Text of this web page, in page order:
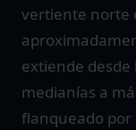
vertiente norte
extiende desde
medianías a
flanqueado por